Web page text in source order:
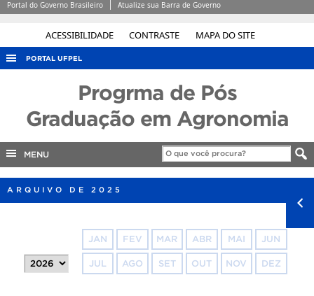
ACESSIBILIDADE CONTRASTE MAPA DO SITE
Portal do Governo Brasileiro Atualize sua Barra de Governo
PORTAL UFPEL
CONCURSOS
EDITAIS
TELEFONES
Progrma de Pós
Graduação em Agronomia
MENU
ARQUIVO DE 2025
JAN FEV MAR ABR MAI JUN
JUL AGO SET OUT NOV DEZ